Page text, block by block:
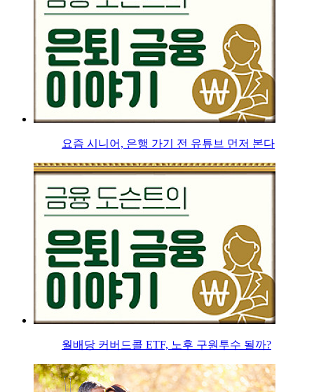
요즘 시니어, 은행 가기 전 유튜브 먼저 본다
월배당 커버드콜 ETF, 노후 구원투수 될까?